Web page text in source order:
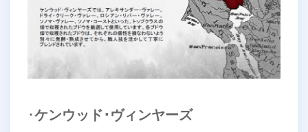
･ケンウッド･ヴィンヤーズ